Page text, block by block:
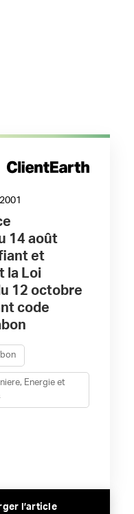
14 août
et
la Loi
12 octobre
code
Energie et
l’article